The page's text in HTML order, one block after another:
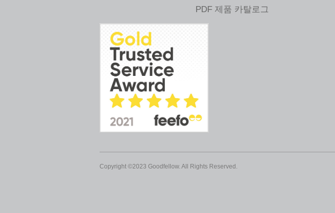
PDF 제품 카탈로그
Copyright ©2023 Goodfellow. All Rights Reserved.